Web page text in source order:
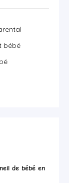
bébé
de bébé en